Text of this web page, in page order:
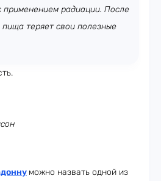
применением радиации. После
пища теряет свои полезные
можно назвать одной из